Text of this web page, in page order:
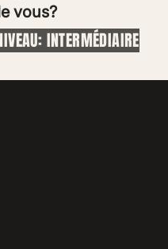
vous?​​
INTERMÉDIAIRE